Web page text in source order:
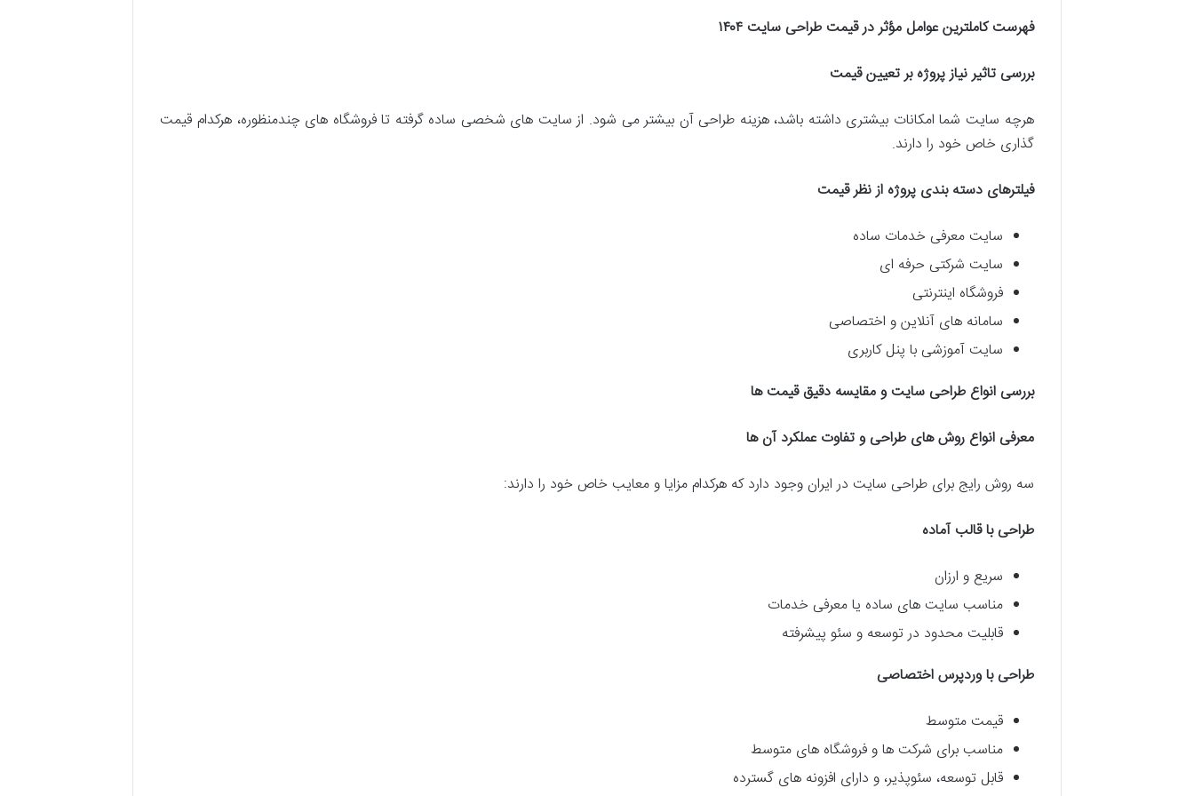
فهرست کاملترین عوامل مؤثر در قیمت طراحی سایت ۱۴۰۴
بررسی تاثیر نیاز پروژه بر تعیین قیمت
هرچه سایت شما امکانات بیشتری داشته باشد، هزینه طراحی آن بیشتر می شود. از سایت های شخصی ساده گرفته تا فروشگاه های چندمنظوره، هرکدام قیمت
گذاری خاص خود را دارند.
فیلترهای دسته بندی پروژه از نظر قیمت
سایت معرفی خدمات ساده
سایت شرکتی حرفه ای
فروشگاه اینترنتی
سامانه های آنلاین و اختصاصی
سایت آموزشی با پنل کاربری
بررسی انواع طراحی سایت و مقایسه دقیق قیمت ها
معرفی انواع روش های طراحی و تفاوت عملکرد آن ها
سه روش رایج برای طراحی سایت در ایران وجود دارد که هرکدام مزایا و معایب خاص خود را دارند:
طراحی با قالب آماده
سریع و ارزان
مناسب سایت های ساده یا معرفی خدمات
قابلیت محدود در توسعه و سئو پیشرفته
طراحی با وردپرس اختصاصی
قیمت متوسط
مناسب برای شرکت ها و فروشگاه های متوسط
قابل توسعه، سئوپذیر، و دارای افزونه های گسترده